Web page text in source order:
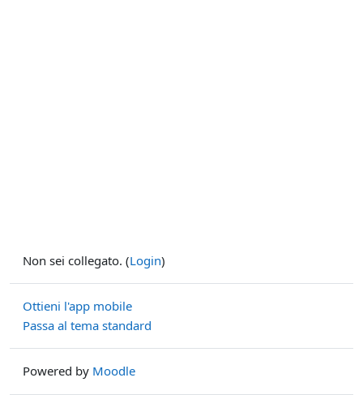
Non sei collegato. (Login)
Ottieni l'app mobile
Passa al tema standard
Powered by Moodle